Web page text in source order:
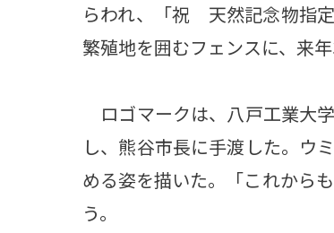
らわれ、「祝 天然記念物指
繁殖地を囲むフェンスに、来
ロゴマークは、八戸工業大
し、熊谷市長に手渡した。ウ
める姿を描いた。「これから
う。